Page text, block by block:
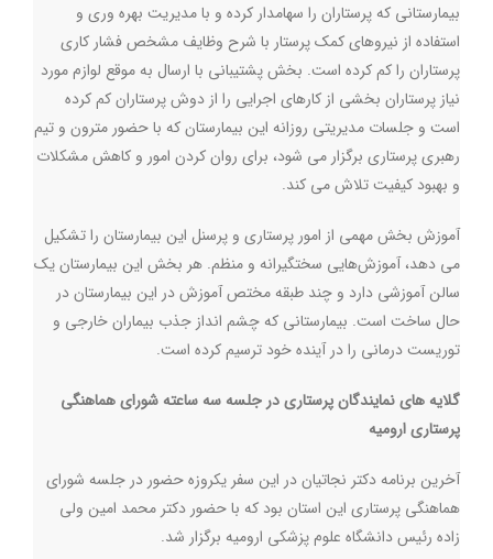
بیمارستانی که پرستاران را سهامدار کرده و با مدیریت بهره وری و
استفاده از نیروهای کمک پرستار با شرح وظایف مشخص فشار کاری
پرستاران را کم کرده است. بخش پشتیبانی با ارسال به موقع لوازم مورد
نیاز پرستاران بخشی از کارهای اجرایی را از دوش پرستاران کم کرده
است و جلسات مدیریتی روزانه این بیمارستان که با حضور مترون و تیم
رهبری پرستاری برگزار می شود، برای روان کردن امور و کاهش مشکلات
و بهبود کیفیت تلاش می کند.
آموزش بخش مهمی از امور پرستاری و پرسنل این بیمارستان را تشکیل
می دهد، آموزش‌هایی سختگیرانه و منظم. هر بخش این بیمارستان یک
سالن آموزشی دارد و چند طبقه مختص آموزش در این بیمارستان در
حال ساخت است. بیمارستانی که چشم انداز جذب بیماران خارجی و
توریست درمانی را در آینده خود ترسیم کرده است.
گلایه های نمایندگان پرستاری در جلسه سه ساعته شورای هماهنگی
پرستاری ارومیه
آخرین برنامه دکتر نجاتیان در این سفر یکروزه حضور در جلسه شورای
هماهنگی پرستاری این استان بود که با حضور دکتر محمد امین ولی
زاده رئیس دانشگاه علوم پزشکی ارومیه برگزار شد.